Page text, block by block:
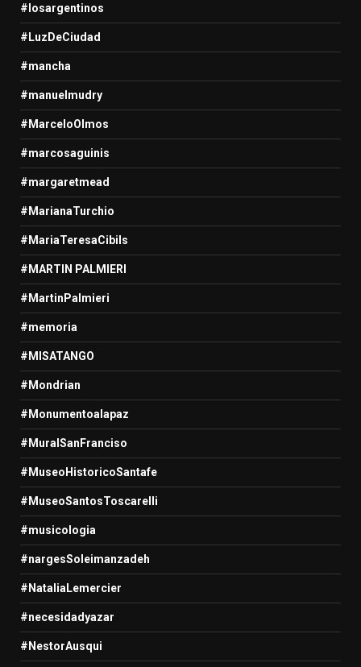
#losargentinos
#LuzDeCiudad
#mancha
#manuelmudry
#MarceloOlmos
#marcosaguinis
#margaretmead
#MarianaTurchio
#MariaTeresaCibils
#MARTIN PALMIERI
#MartinPalmieri
#memoria
#MISATANGO
#Mondrian
#Monumentoalapaz
#MuralSanFranciso
#MuseoHistoricoSantafe
#MuseoSantosToscarelli
#musicologia
#nargesSoleimanzadeh
#NataliaLemercier
#necesidadyazar
#NestorAusqui